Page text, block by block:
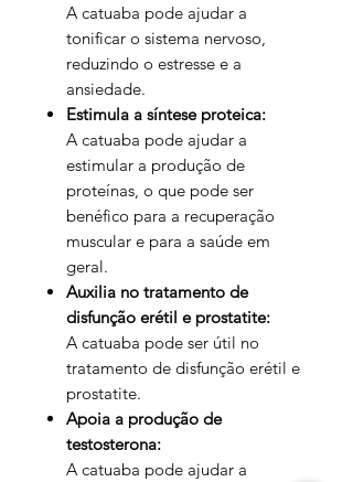
A catuaba pode ajudar a
tonificar o sistema nervoso,
reduzindo o estresse e a
ansiedade.
Estimula a síntese proteica:
A catuaba pode ajudar a
estimular a produção de
proteínas, o que pode ser
benéfico para a recuperação
muscular e para a saúde em
geral.
Auxilia no tratamento de
disfunção erétil e prostatite:
A catuaba pode ser útil no
tratamento de disfunção erétil e
prostatite.
Apoia a produção de
testosterona:
A catuaba pode ajudar a